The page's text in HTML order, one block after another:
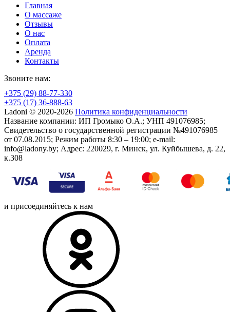
Главная
О массаже
Отзывы
О нас
Оплата
Аренда
Контакты
Звоните нам:
+375 (29) 88-77-330
+375 (17) 36-888-63
Ladoni © 2020-2026 Политика конфиденциальности
Название компании: ИП Громыко О.А.; УНП 491076985;
Свидетельство о государственной регистрации №491076985
от 07.08.2015; Режим работы 8:30 – 19:00; e-mail:
info@ladony.by; Адрес: 220029, г. Минск, ул. Куйбышева, д. 22,
к.308
и присоединяйтесь к нам